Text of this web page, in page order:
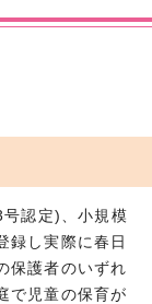
認定)、小規模
録し実際に春日
保護者のいずれ
で児童の保育が